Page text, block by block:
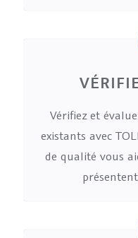
Vérifiez et
existants avec
de qualité vous